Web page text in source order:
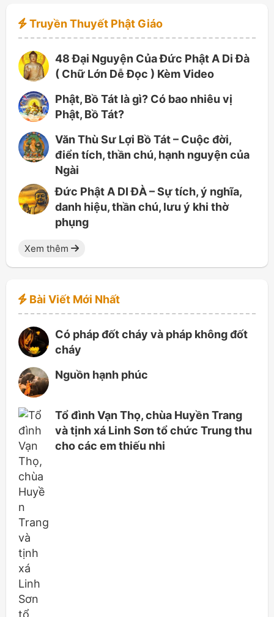
Truyền Thuyết Phật Giáo
48 Đại Nguyện Của Đức Phật A Di Đà
( Chữ Lớn Dễ Đọc ) Kèm Video
Phật, Bồ Tát là gì? Có bao nhiêu vị
Phật, Bồ Tát?
Văn Thù Sư Lợi Bồ Tát – Cuộc đời,
điển tích, thần chú, hạnh nguyện của
Ngài
Đức Phật A DI ĐÀ – Sự tích, ý nghĩa,
danh hiệu, thần chú, lưu ý khi thờ
phụng
Xem thêm
Bài Viết Mới Nhất
Có pháp đốt cháy và pháp không đốt
cháy
Nguồn hạnh phúc
Tổ đình Vạn Thọ, chùa Huyền Trang
và tịnh xá Linh Sơn tổ chức Trung thu
cho các em thiếu nhi